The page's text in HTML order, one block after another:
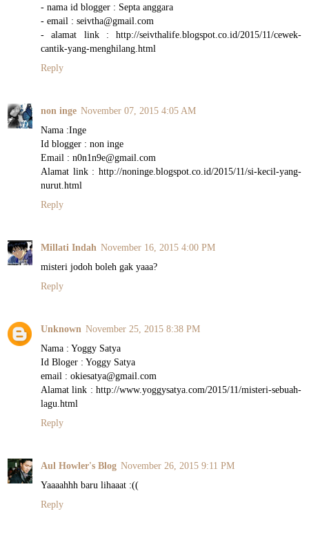
- nama id blogger : Septa anggara
- email : seivtha@gmail.com
- alamat link : http://seivthalife.blogspot.co.id/2015/11/cewek-
cantik-yang-menghilang.html
Reply
non inge November 07, 2015 4:05 AM
Nama :Inge
Id blogger : non inge
Email : n0n1n9e@gmail.com
Alamat link : http://noninge.blogspot.co.id/2015/11/si-kecil-yang-
nurut.html
Reply
Millati Indah November 16, 2015 4:00 PM
misteri jodoh boleh gak yaaa?
Reply
Unknown November 25, 2015 8:38 PM
Nama : Yoggy Satya
Id Bloger : Yoggy Satya
email : okiesatya@gmail.com
Alamat link : http://www.yoggysatya.com/2015/11/misteri-sebuah-
lagu.html
Reply
Aul Howler's Blog November 26, 2015 9:11 PM
Yaaaahhh baru lihaaat :((
Reply